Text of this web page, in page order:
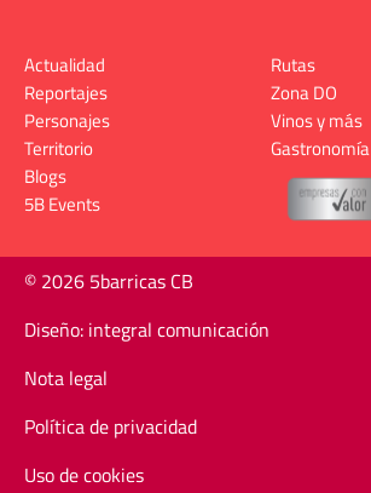
Actualidad
Reportajes
Personajes
Territorio
Rutas
Zona DO
Vinos y más
Gastronomía
Blogs
5B Events
© 2026 5barricas CB
Diseño: integral comunicación
Nota legal
Política de privacidad
Uso de cookies